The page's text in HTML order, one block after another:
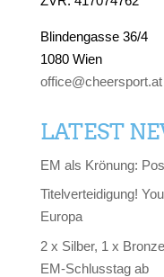
Blindengasse 36/4
1080 Wien
office@cheersport.at
LATEST
EM als Krönung:
Titelverteidigung!
Europa
2 x Silber, 1 x
EM-Schlusstag ab